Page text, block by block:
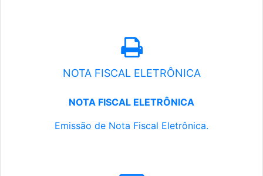
NOTA FISCAL ELETRÔNICA
NOTA FISCAL ELETRÔNICA
Emissão de Nota Fiscal Eletrônica.